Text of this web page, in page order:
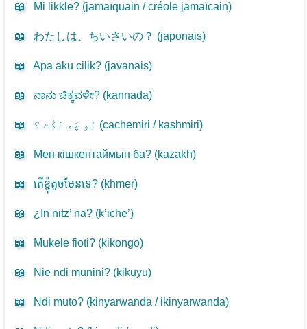
📖 Mi likkle? (jamaïquain / créole jamaïcain)
📖 わたしは、ちいさいの？ (japonais)
📖 Apa aku cilik? (javanais)
📖 ನಾನು ಚಿಕ್ಕವಳೇ? (kannada)
📖 بُو چَھ لکُٹ ؟ (cachemiri / kashmiri)
📖 Мен кішкентаймын ба? (kazakh)
📖 តើខ្ញុំតូចមែនទេ? (khmer)
📖 ¿In nitz’ na? (k’iche’)
📖 Mukele fioti? (kikongo)
📖 Nie ndi munini? (kikuyu)
📖 Ndi muto? (kinyarwanda / ikinyarwanda)